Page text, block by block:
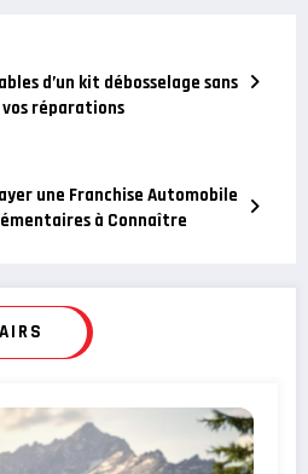
d’un kit débosselage sans
réparations
une Franchise Automobile
à Connaître